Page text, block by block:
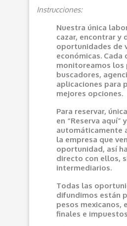
Instrucciones:
Nuestra única
cazar, encontrar y
oportunidades de
económicas. Cada
monitoreamos los
buscadores,
aplicaciones para
mejores opciones.
Para reservar,
en “Reserva aquí”
automáticamente
la empresa que
oportunidad, así
directo con ellos,
intermediarios.
Todas las
difundimos están
pesos mexicanos,
finales e